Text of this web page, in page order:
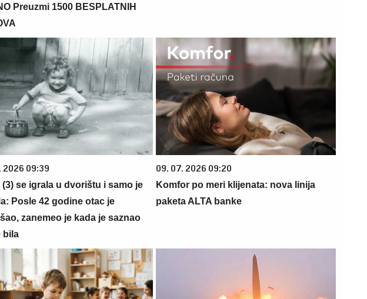
Preuzmi 1500 BESPLATNIH
2026 09:39
(3) se igrala u dvorištu i samo je
Posle 42 godine otac je
zanemeo je kada je saznao
bila
09. 07. 2026 09:20
Komfor po meri klijenata: nova linija
paketa ALTA banke